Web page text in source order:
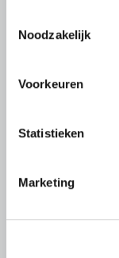
Noodzakelijk
Voorkeuren
Statistieken
Marketing